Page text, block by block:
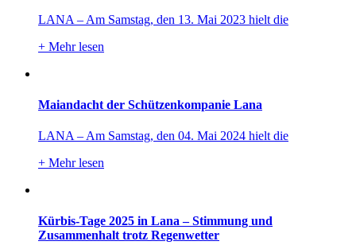
LANA – Am Samstag, den 13. Mai 2023 hielt die
+ Mehr lesen
Maiandacht der Schützenkompanie Lana
LANA – Am Samstag, den 04. Mai 2024 hielt die
+ Mehr lesen
Kürbis-Tage 2025 in Lana – Stimmung und
Zusammenhalt trotz Regenwetter